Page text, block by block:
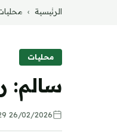
الرئيسية ›
محليات
سالم:
26/02/2026 11:29